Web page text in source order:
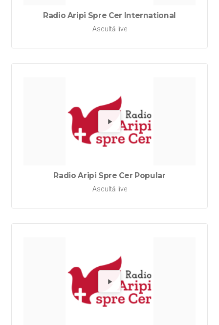
Radio Aripi Spre Cer International
Ascultă live
Redă
Radio Aripi Spre Cer Popular
Ascultă live
Redă